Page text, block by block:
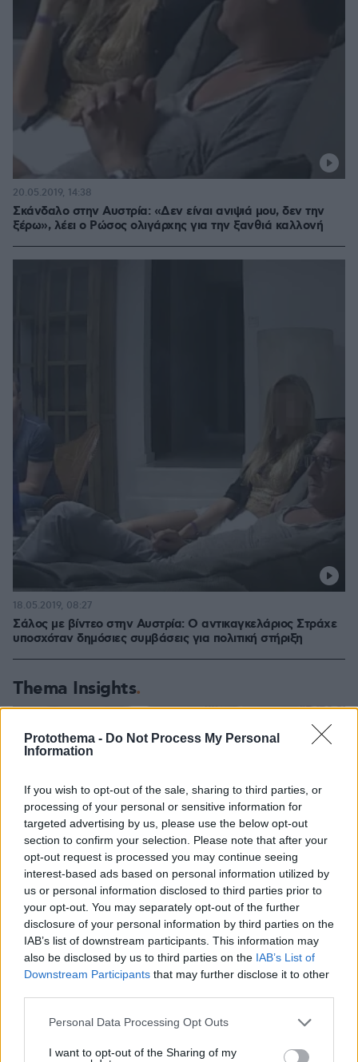
Protothema - Do Not Process My Personal
Information
If you wish to opt-out of the sale, sharing to third parties, or
processing of your personal or sensitive information for
targeted advertising by us, please use the below opt-out
section to confirm your selection. Please note that after your
opt-out request is processed you may continue seeing
interest-based ads based on personal information utilized by
us or personal information disclosed to third parties prior to
your opt-out. You may separately opt-out of the further
disclosure of your personal information by third parties on the
IAB’s list of downstream participants. This information may
also be disclosed by us to third parties on the IAB’s List of
Downstream Participants that may further disclose it to other
Please note that this website/app uses one or more Google
not limited to your visit or usage behaviour. You may click to
Personal Data Processing Opt Outs
I want to opt-out of the Sharing of my
Σκάνδαλο στην Αυστρία: «Δεν είναι ανιψιά μου, δεν την
ξέρω», λέει ο Ρώσος ολιγάρχης για την ξανθιά καλλονή
20.05.2019, 14:38
Σάλος με βίντεο στην Αυστρία: Ο αντικαγκελάριος Στράχε
υποσχόταν δημόσιες συμβάσεις για πολιτική στήριξη
18.05.2019, 08:27
Thema Insights
03.08.2026, 11:06